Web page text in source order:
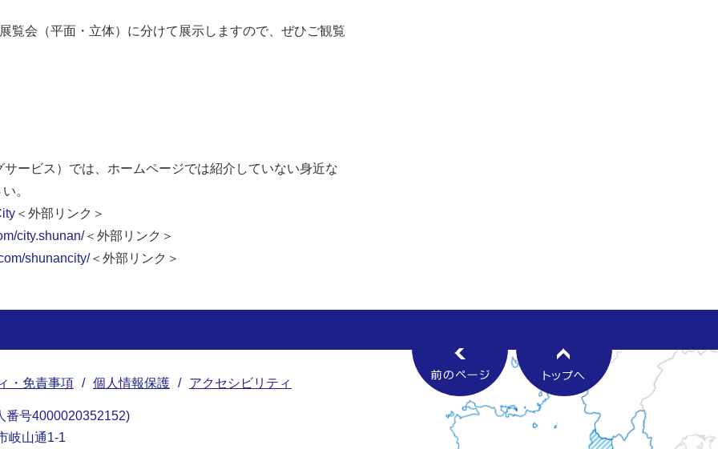
覧会（平面・立体）に分けて展示しますので、ぜひご観覧
ービス）では、ホームページでは紹介していない身近な
。
＜外部リンク＞
city.shunan/＜外部リンク＞
shunancity/＜外部リンク＞
・免責事項 個人情報保護 アクセシビリティ
番号4000020352152
岐山通1-1